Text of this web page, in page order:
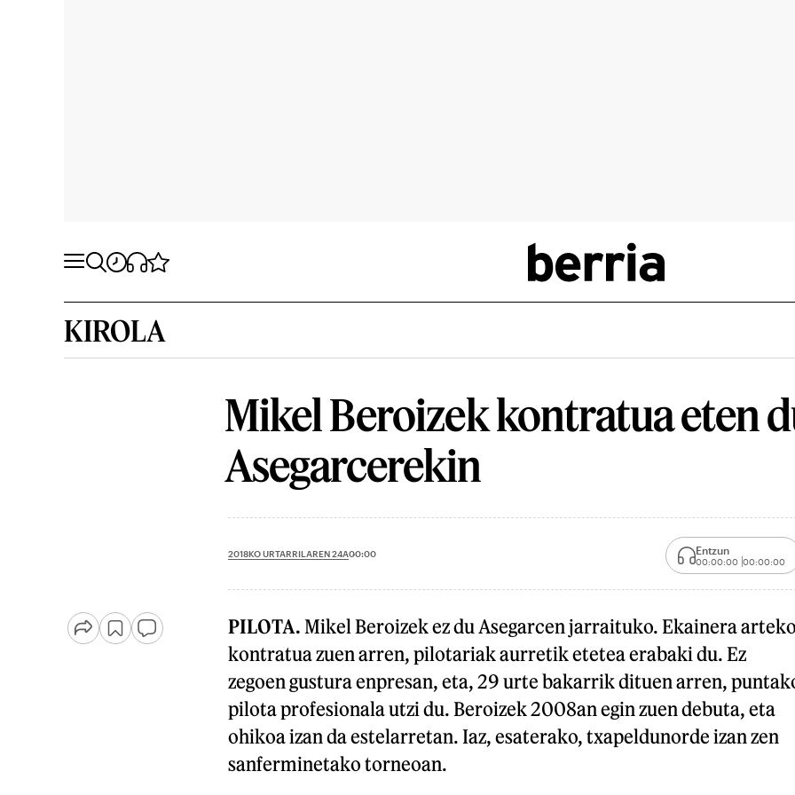
KIROLA
Mikel Beroizek kontratua eten
Asegarcerekin
2018KO URTARRILAREN 24A00:00 Entzun
00:00:00 00:00:00
PILOTA. Mikel Beroizek ez du Asegarcen jarraituko. Ekainera arteko
kontratua zuen arren, pilotariak aurretik etetea erabaki du. Ez
zegoen gustura enpresan, eta, 29 urte bakarrik dituen arren,
pilota profesionala utzi du. Beroizek 2008an egin zuen debuta, eta
ohikoa izan da estelarretan. Iaz, esaterako, txapeldunorde izan zen
sanferminetako torneoan.